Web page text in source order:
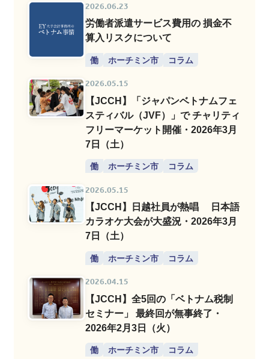
2026.06.23
労働者派遣サービス費用の 損金不
算入リスクについて
働 ホーチミン市 コラム
2026.05.15
【JCCH】「ジャパンベトナムフェ
スティバル（JVF）」で チャリティ
フリーマーケット開催・2026年3月
7日（土）
働 ホーチミン市 コラム
2026.05.15
【JCCH】日越社員が熱唱 日本語
カラオケ大会が大盛況・2026年3月
7日（土）
働 ホーチミン市 コラム
2026.04.15
【JCCH】全5回の「ベトナム税制
セミナー」 最終回が無事終了・
2026年2月3日（火）
働 ホーチミン市 コラム